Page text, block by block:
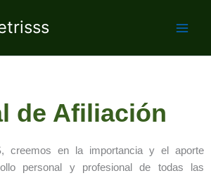
de Afiliación
creemos en la importancia y el aporte
personal y profesional de todas las